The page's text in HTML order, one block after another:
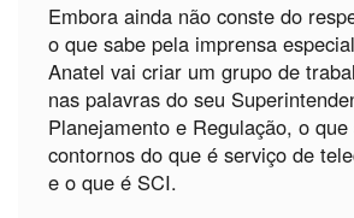
Embora ainda não conste do
o que sabe pela imprensa
Anatel vai criar um grupo de
nas palavras do seu
Planejamento e Regulação, o
contornos do que é serviço de
e o que é SCI.